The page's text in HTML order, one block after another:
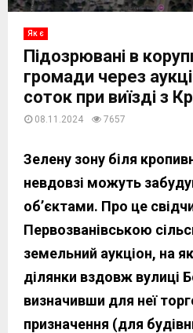
Як є
Підозрювані в
громади через
соток при виїзді з
08.11.2024 7657
Зелену зону біля
невдовзі можуть
об’єктами. Про це
Первозванівською
земельний аукціон, на
ділянки вздовж вулиці
визначивши для неї
призначення (для